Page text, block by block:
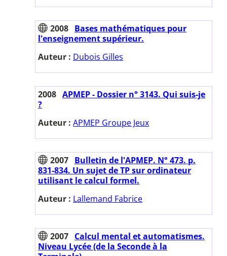
2008 Bases mathématiques pour
l'enseignement supérieur.
Auteur : Dubois Gilles
2008 APMEP - Dossier n° 3143. Qui suis-je
?
Auteur : APMEP Groupe Jeux
2007 Bulletin de l'APMEP. N° 473. p.
831-834. Un sujet de TP sur ordinateur
utilisant le calcul formel.
Auteur : Lallemand Fabrice
2007 Calcul mental et automatismes.
Niveau Lycée (de la Seconde à la